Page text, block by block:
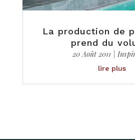
La production de
prend du
20 Août 2011|
lire plus